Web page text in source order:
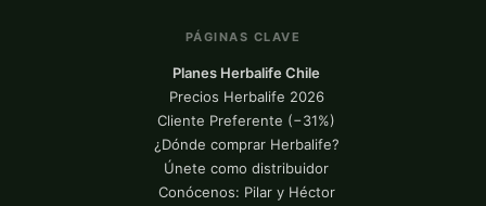
PÁGINAS CLAVE
Planes Herbalife Chile
Precios Herbalife 2026
Cliente Preferente (−31%)
¿Dónde comprar Herbalife?
Únete como distribuidor
Conócenos: Pilar y Héctor